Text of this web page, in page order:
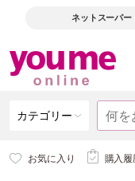
ネットスーパー
カテゴリー
お気に入り 購入履